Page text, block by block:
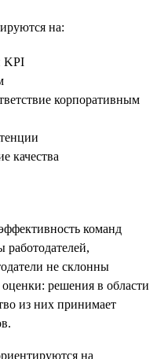
на:
KPI
корпоративным
качества
команд
не склонны
решения в области
из них принимает